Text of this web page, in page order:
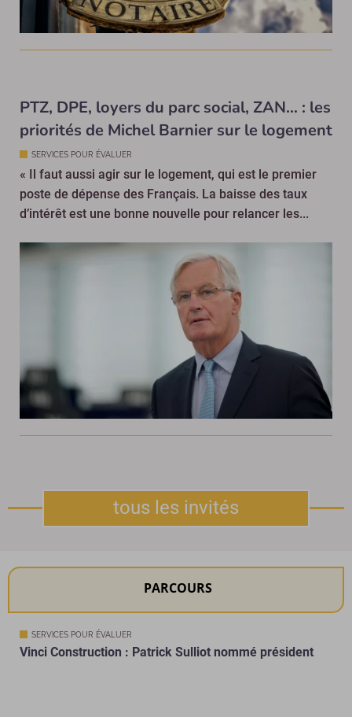
PTZ, DPE, loyers du parc social, ZAN… : les
priorités de Michel Barnier sur le logement
SERVICES POUR ÉVALUER
« Il faut aussi agir sur le logement, qui est le premier
poste de dépense des Français. La baisse des taux
d’intérêt est une bonne nouvelle pour relancer les...
tous les invités
PARCOURS
SERVICES POUR ÉVALUER
Vinci Construction : Patrick Sulliot nommé président